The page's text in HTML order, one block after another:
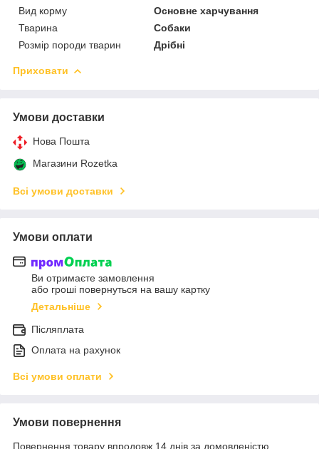
Вид корму
Основне харчування
Тварина
Собаки
Розмір породи тварин
Дрібні
Приховати
Умови доставки
Нова Пошта
Магазини Rozetka
Всі умови доставки
Умови оплати
Ви отримаєте замовлення
або гроші повернуться на вашу картку
Детальніше
Післяплата
Оплата на рахунок
Всі умови оплати
Умови повернення
Повернення товару впродовж 14 днів за домовленістю